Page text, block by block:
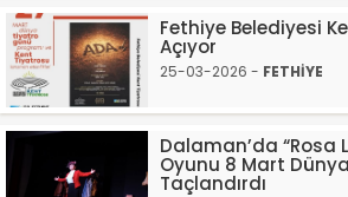
Fethiye Belediyesi
Açıyor
25-03-2026 - FETHİYE
Dalaman’da “Rosa
Oyunu 8 Mart
Taçlandırdı